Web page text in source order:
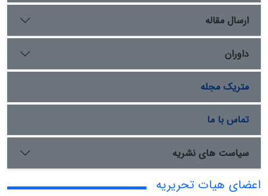
ارسال مقاله
داوران
متریک مجله
تماس با ما
سیاست های نشریه
اعضای هیات تحریریه